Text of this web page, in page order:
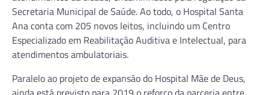
Secretaria Municipal de Saúde. Ao todo, o Hospital Santa
Ana conta com 205 novos leitos, incluindo um Centro
Especializado em Reabilitação Auditiva e Intelectual, para
atendimentos ambulatoriais.
Paralelo ao projeto de expansão do Hospital Mãe de Deus,